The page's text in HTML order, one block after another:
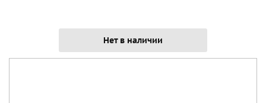
Нет в наличии